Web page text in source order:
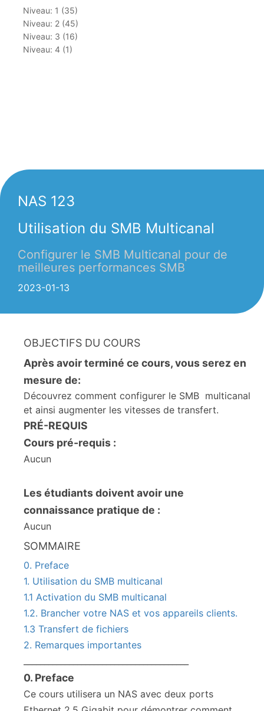
Niveau: 1 (35)
Niveau: 2 (45)
Niveau: 3 (16)
Niveau: 4 (1)
NAS 123
Utilisation du SMB Multicanal
Configurer le SMB Multicanal pour de
meilleures performances SMB
2023-01-13
OBJECTIFS DU COURS
Après avoir terminé ce cours, vous serez en
mesure de:
Découvrez comment configurer le SMB multicanal
et ainsi augmenter les vitesses de transfert.
PRÉ-REQUIS
Cours pré-requis :
Aucun
Les étudiants doivent avoir une
connaissance pratique de :
Aucun
SOMMAIRE
0. Preface
1. Utilisation du SMB multicanal
1.1 Activation du SMB multicanal
1.2. Brancher votre NAS et vos appareils clients.
1.3 Transfert de fichiers
2. Remarques importantes
0. Preface
Ce cours utilisera un NAS avec deux ports